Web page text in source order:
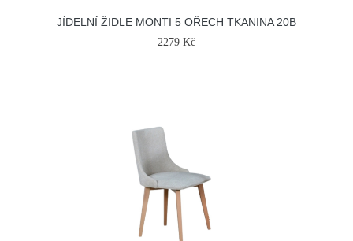
JÍDELNÍ ŽIDLE MONTI 5 OŘECH TKANINA 20B
2279 Kč